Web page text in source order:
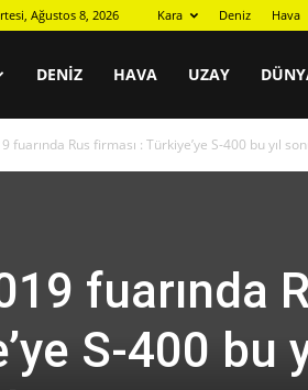
Ağustos 8, 2026 Kara Deniz Hava
DENIZ HAVA UZAY
fuarında Rus firması : Türkiye’ye S-400 bu yıl
fuarında
S-400 bu